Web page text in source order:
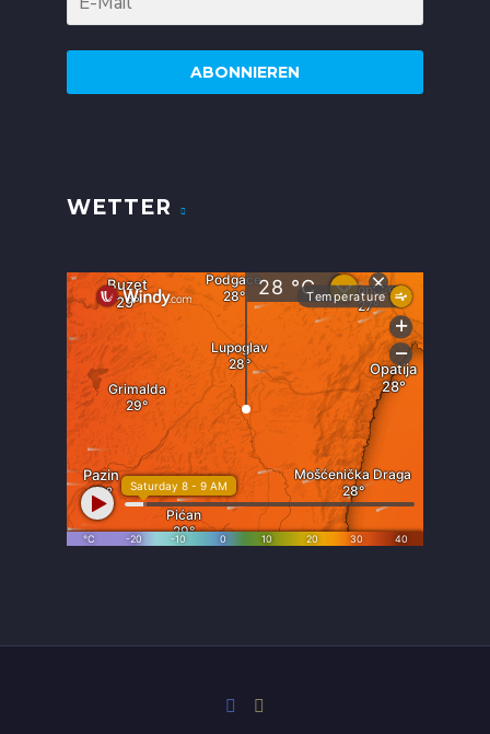
ABONNIEREN
WETTER